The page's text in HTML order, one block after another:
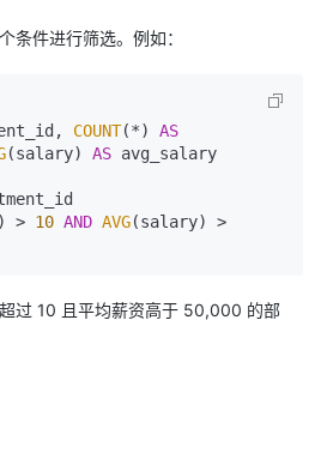
条件进行筛选。例如：
COUNT(*) AS
(salary) AS avg_salary
) > 10 AND AVG(salary) >
过 10 且平均薪资高于 50,000 的部